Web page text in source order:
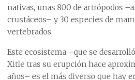
nativas, unas 800 de artrópodos
crustáceos– y 30 especies de
vertebrados.
Este ecosistema –que se
Xitle tras su erupción hace
años– es el más diverso que hay